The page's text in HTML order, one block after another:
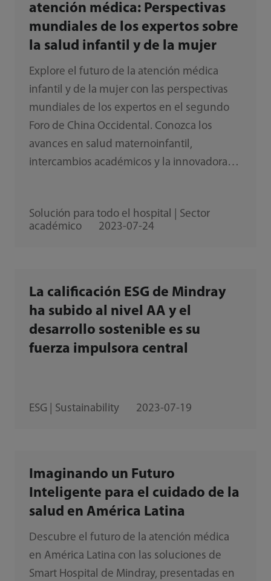
atención médica: Perspectivas
mundiales de los expertos sobre
la salud infantil y de la mujer
Explore el futuro de la atención médica
infantil y de la mujer con las perspectivas
mundiales de los expertos en el segundo
Foro de China Occidental. Conozca los
avances en salud maternoinfantil,
intercambios académicos y la innovadora
Solución para todo el hospital | Sector
académico
2023-07-24
La calificación ESG de Mindray
ha subido al nivel AA y el
desarrollo sostenible es su
fuerza impulsora central
ESG | Sustainability 2023-07-19
Imaginando un Futuro
Inteligente para el cuidado de la
salud en América Latina
Descubre el futuro de la atención médica
en América Latina con las soluciones de
Smart Hospital de Mindray, presentadas en